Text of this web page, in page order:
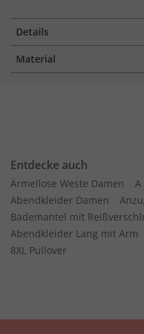
Details
Material
Entdecke auch
Ärmellose Weste Damen
Abendkleider Damen
Bademantel mit
Abendkleider Lang mit Arm
8XL Pullover